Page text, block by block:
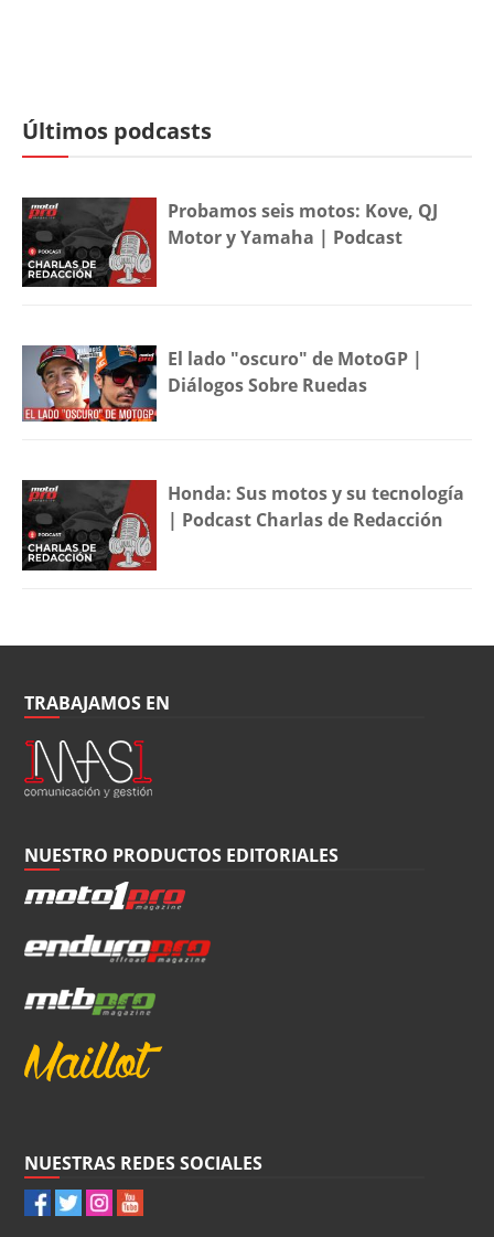
Últimos podcasts
Probamos seis motos: Kove, QJ
Motor y Yamaha | Podcast
El lado "oscuro" de MotoGP |
Diálogos Sobre Ruedas
Honda: Sus motos y su tecnología
| Podcast Charlas de Redacción
TRABAJAMOS EN
NUESTRO PRODUCTOS EDITORIALES
NUESTRAS REDES SOCIALES